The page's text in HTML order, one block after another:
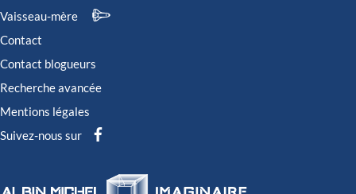
Vaisseau-mère
Contact
Contact blogueurs
Recherche avancée
Mentions légales
Suivez-nous sur